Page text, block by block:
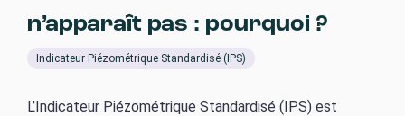
n’apparaît pas : pourquoi ?
Indicateur Piézométrique Standardisé (IPS)
L’Indicateur Piézométrique Standardisé (IPS) est